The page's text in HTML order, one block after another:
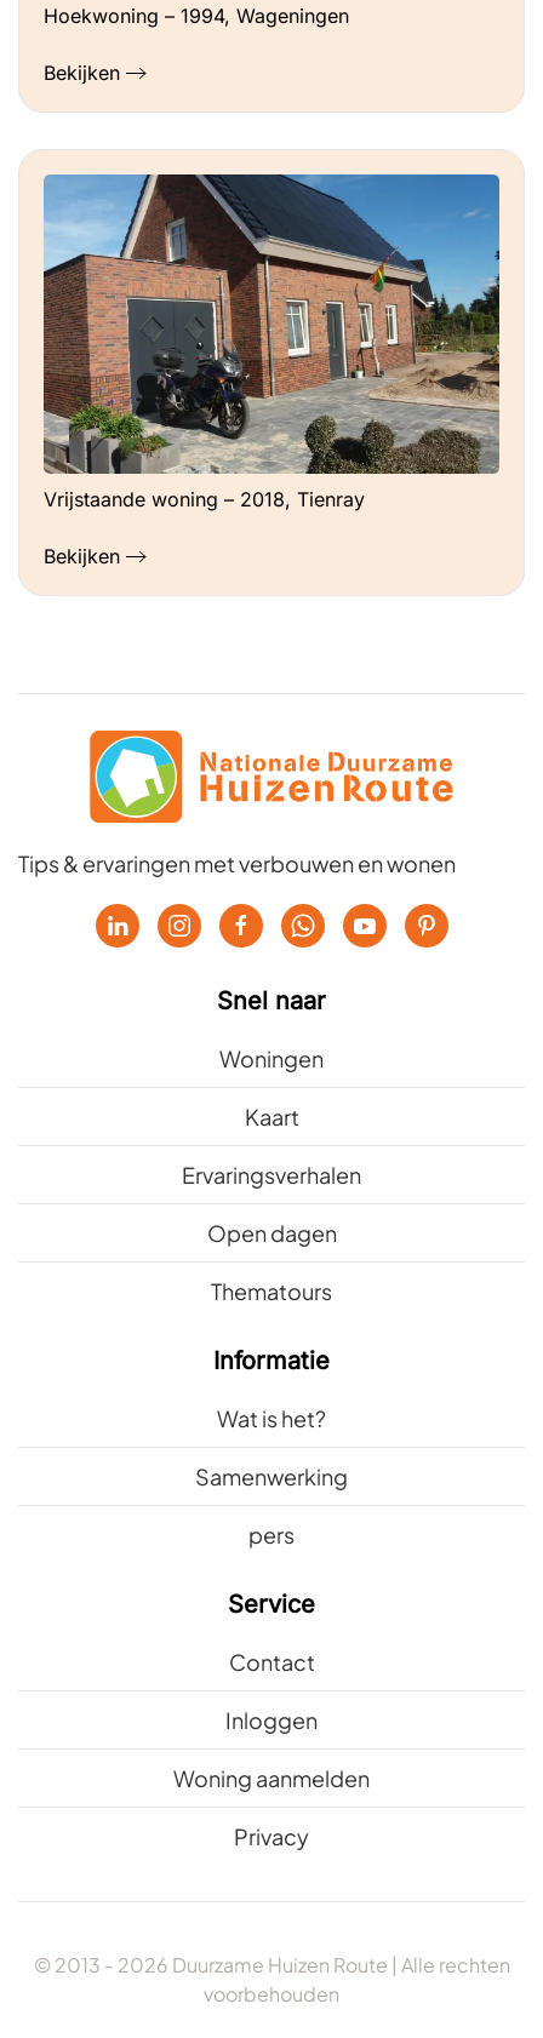
Hoekwoning – 1994, Wageningen
Bekijken
Vrijstaande woning – 2018, Tienray
Bekijken
Tips & ervaringen met verbouwen en wonen
Snel naar
Woningen
Kaart
Ervaringsverhalen
Open dagen
Thematours
Informatie
Wat is het?
Samenwerking
pers
Service
Contact
Inloggen
Woning aanmelden
Privacy
© 2013 - 2026 Duurzame Huizen Route | Alle rechten
voorbehouden